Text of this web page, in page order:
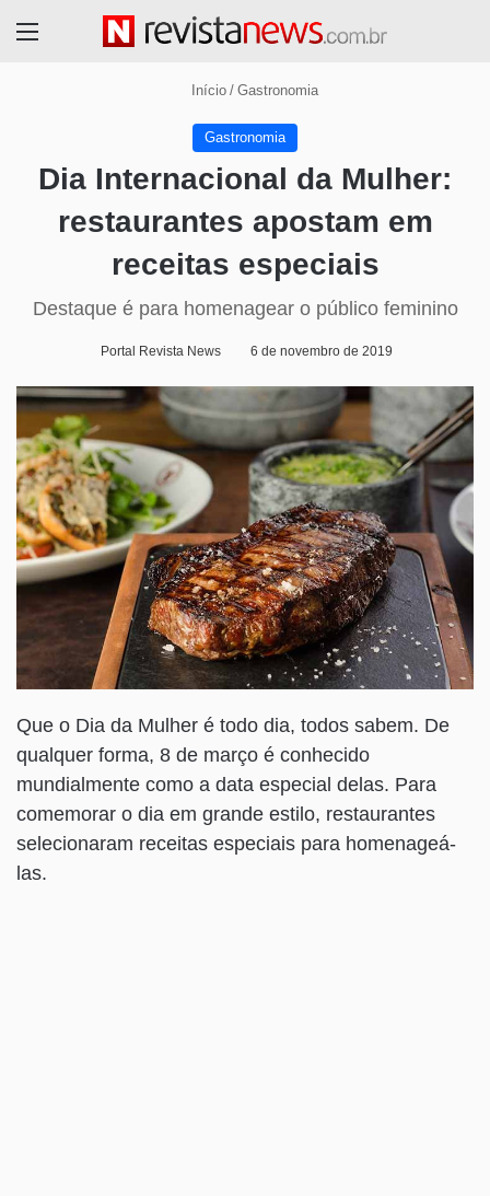
Início / Gastronomia
Gastronomia
Dia Internacional da Mulher:
restaurantes apostam em
receitas especiais
Destaque é para homenagear o público feminino
Portal Revista News 6 de novembro de 2019
Que o Dia da Mulher é todo dia, todos sabem. De
qualquer forma, 8 de março é conhecido
mundialmente como a data especial delas. Para
comemorar o dia em grande estilo, restaurantes
selecionaram receitas especiais para homenageá-
las.